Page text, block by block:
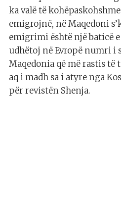
ka valë të
emigrojnë, në Maqedoni
emigrimi është një baticë
udhëtoj në Evropë numri i
Maqedonia që më rastis të
aq i madh sa i atyre nga
për revistën Shenja.